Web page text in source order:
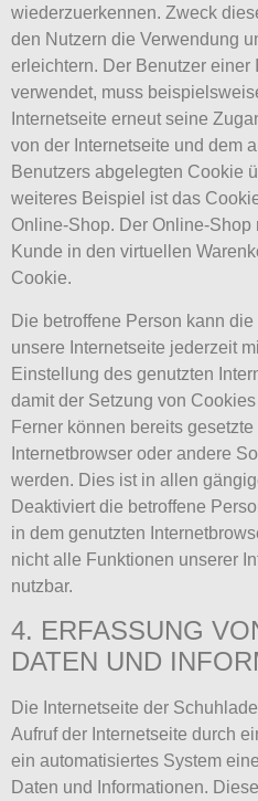
wiederzuerkennen. Zweck
den Nutzern die Verwendung
erleichtern. Der Benutzer einer
verwendet, muss
Internetseite erneut seine
von der Internetseite und dem
Benutzers abgelegten Cookie
weiteres Beispiel ist das
Online-Shop. Der Online-Shop
Kunde in den virtuellen
Cookie.
Die betroffene Person kann
unsere Internetseite jederzeit
Einstellung des genutzten
damit der Setzung von
Ferner können bereits
Internetbrowser oder andere
werden. Dies ist in allen
Deaktiviert die betroffene
in dem genutzten
nicht alle Funktionen unserer
nutzbar.
4. ERFASSUNG
DATEN UND
Die Internetseite der
Aufruf der Internetseite durch
ein automatisiertes System
Daten und Informationen.